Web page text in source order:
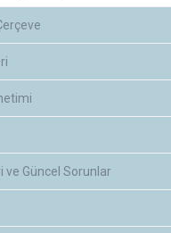
ve Güncel Sorunlar